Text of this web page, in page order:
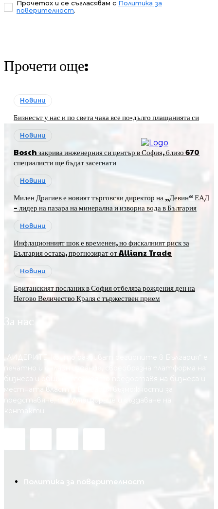
Прочетох и се съгласявам с Политика за
поверителност.
Прочети още:
Новини
Бизнесът у нас и по света чака все по-дълго плащанията си
Новини
Bosch закрива инженерния си център в София, близо 670
специалисти ще бъдат засегнати
Новини
Милен Драгиев е новият търговски директор на „Девин“ ЕАД
– лидер на пазара на минерална и изворна вода в България
Новини
Инфлационният шок е временен, но фискалният риск за
България остава, прогнозират от Allianz Trade
Новини
Британският посланик в София отбеляза рождения ден на
Негово Величество Краля с тържествен прием
За нас
„ЛИДЕРИТЕ, които развиват регионите в България“ е
печатно и онлайн издание, своеобразна платформа на
бизнеса и общините, която предоставя на бизнесa и
местната власт в България възможности за
представяне, популяризиране и създаване на
Политика за поверителност